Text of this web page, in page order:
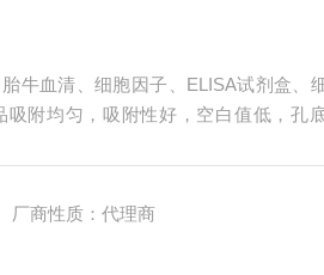
牛血清、细胞因子、ELISA试剂盒、
附均匀，吸附性好，空白值低，孔
厂商性质：代理商